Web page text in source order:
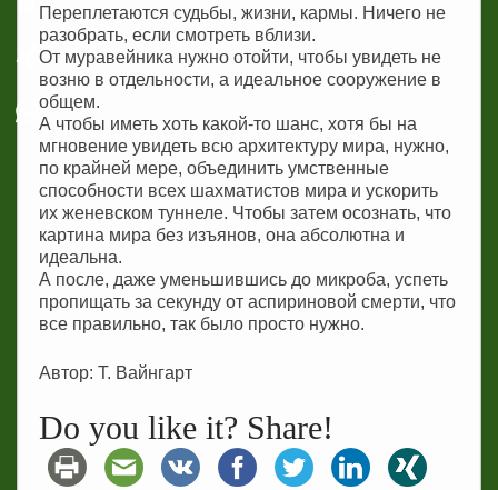
Переплетаются судьбы, жизни, кармы. Ничего не
разобрать, если смотреть вблизи.
От муравейника нужно отойти, чтобы увидеть не
возню в отдельности, а идеальное сооружение в
общем.
А чтобы иметь хоть какой-то шанс, хотя бы на
мгновение увидеть всю архитектуру мира, нужно,
по крайней мере, объединить умственные
способности всех шахматистов мира и ускорить
их женевском туннеле. Чтобы затем осознать, что
картина мира без изъянов, она абсолютна и
идеальна.
А после, даже уменьшившись до микроба, успеть
пропищать за секунду от аспириновой смерти, что
все правильно, так было просто нужно.
Автор: Т. Вайнгарт
Do you like it? Share!